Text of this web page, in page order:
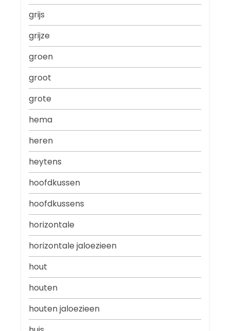
grijs
grijze
groen
groot
grote
hema
heren
heytens
hoofdkussen
hoofdkussens
horizontale
horizontale jaloezieen
hout
houten
houten jaloezieen